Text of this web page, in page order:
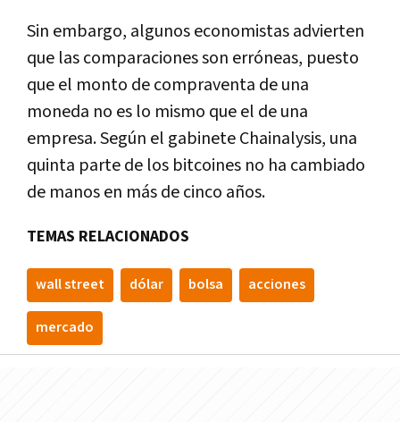
Sin embargo, algunos economistas advierten
que las comparaciones son erróneas, puesto
que el monto de compraventa de una
moneda no es lo mismo que el de una
empresa. Según el gabinete Chainalysis, una
quinta parte de los bitcoines no ha cambiado
de manos en más de cinco años.
TEMAS RELACIONADOS
wall street dólar bolsa acciones
mercado